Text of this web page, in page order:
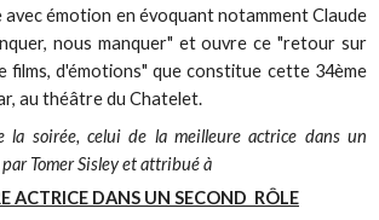
avec émotion en évoquant notamment Claude
nous manquer" et ouvre ce "retour sur
films, d'émotions" que constitue cette 34ème
au théâtre du Chatelet.
la soirée, celui de la meilleure actrice dans un
Tomer Sisley et attribué à
ACTRICE DANS UN SECOND RÔLE